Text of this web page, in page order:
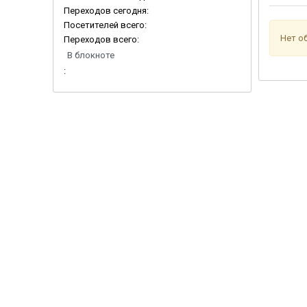
Переходов сегодня:
Посетителей всего:
Переходов всего:
В блокноте
:
Нет